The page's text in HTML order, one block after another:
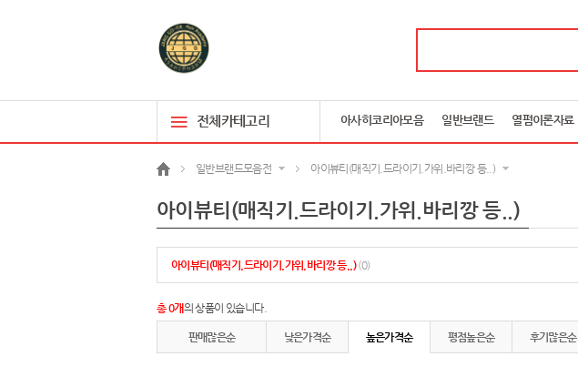
전체카테고리 아사히코리아모음 일반브랜드 열펌이론자료
일반브랜드모음전 아이뷰티(매직기.드라이기.가위.바리깡 등..)
아이뷰티(매직기.드라이기.가위.바리깡 등..)
아이뷰티(매직기.드라이기.가위.바리깡 등..)(0)
총 0개의 상품이 있습니다.
판매많은순 낮은가격순 높은가격순 평점높은순 후기많은순